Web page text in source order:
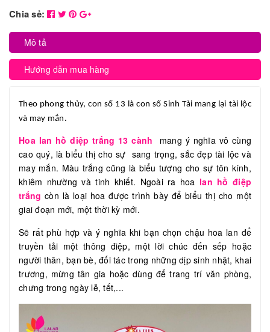
Chia sẻ:
Mô tả
Hướng dẫn mua hàng
Theo phong thủy, con số 13 là con số Sinh Tài mang lại tài lộc
và may mắn.
Hoa lan hồ điệp trắng 13 cành
mang ý nghĩa vô cùng
cao quý, là biểu thị cho sự sang trọng, sắc đẹp tài lộc và
may mắn. Màu trắng cũng là biểu tượng cho sự tôn kính,
khiêm nhường và tinh khiết. Ngoài ra hoa lan hồ điệp
trắng còn là loại hoa được trình bày để biểu thị cho một
giai đoạn mới, một thời kỳ mới.
Sẽ rất phù hợp và ý nghĩa khi bạn chọn chậu hoa lan để
truyền tải một thông điệp, một lời chúc đến sếp hoặc
người thân, bạn bè, đối tác trong những dịp sinh nhật, khai
trương, mừng tân gia hoặc dùng để trang trí văn phòng,
chưng trong ngày lễ, tết,...